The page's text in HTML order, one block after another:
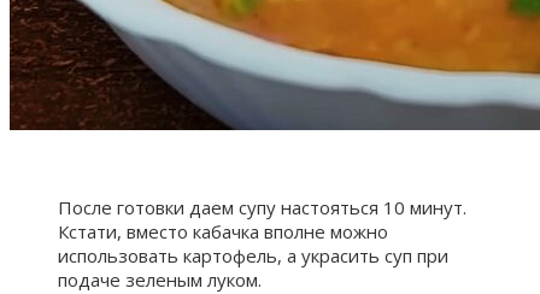
После готовки даем супу настояться 10 минут.
Кстати, вместо кабачка вполне можно
использовать картофель, а украсить суп при
подаче зеленым луком.